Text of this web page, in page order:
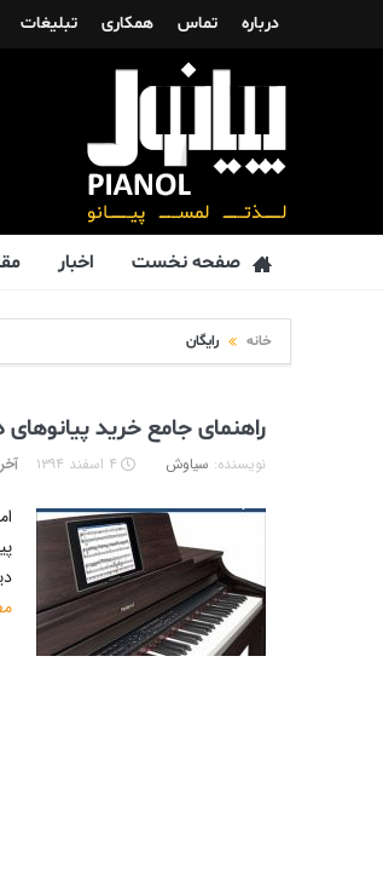
درباره تماس همکاری تبلیغات
صفحه نخست اخبار
خانه رایگان
راهنمای جامع خرید پیانوهای
نویسنده: سیاوش ۴ اسفند ۱۳۹۴